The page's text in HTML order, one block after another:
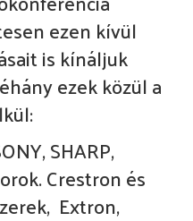
ezen kívül
is kínáljuk
ezek közül a
SHARP,
Crestron és
Extron,